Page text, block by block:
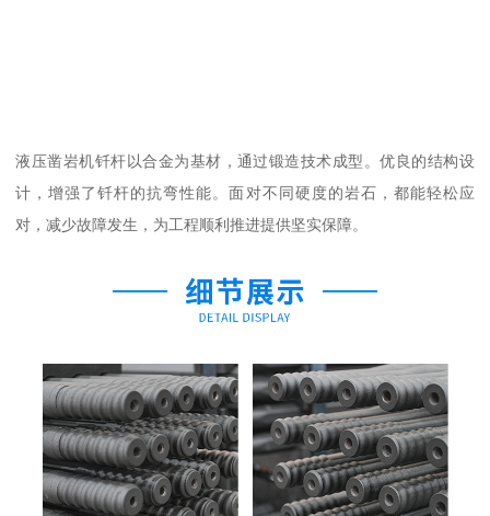
液压凿岩机钎杆以合金为基材，通过锻造技术成型。优良的结构设
计，增强了钎杆的抗弯性能。面对不同硬度的岩石，都能轻松应
对，减少故障发生，为工程顺利推进提供坚实保障。​